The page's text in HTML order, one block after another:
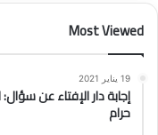
Most Viewed
19 يناير 2021
إجابة دار الإفتاء عن
حرام